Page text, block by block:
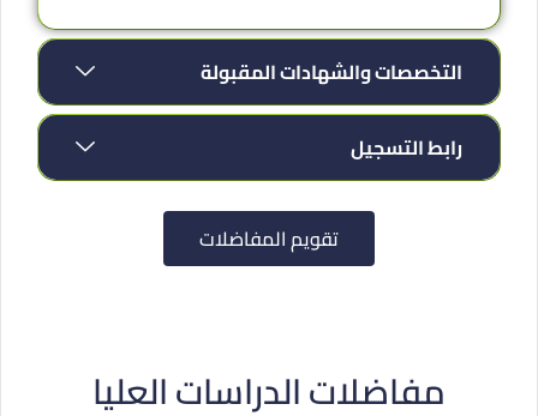
التخصصات والشهادات المقبولة
رابط التسجيل
تقويم المفاضلات
مفاضلات الدراسات العليا